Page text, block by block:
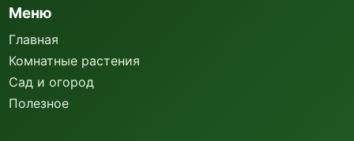
Меню
Главная
Комнатные растения
Сад и огород
Полезное